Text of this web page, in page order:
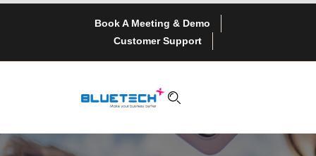
Book A Meeting & Demo
Customer Support